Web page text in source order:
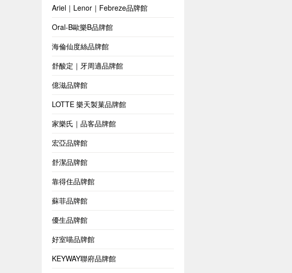
Ariel｜Lenor｜Febreze品牌館
Oral-B歐樂B品牌館
海倫仙度絲品牌館
舒酸定｜牙周適品牌館
億滋品牌館
LOTTE 樂天製菓品牌館
家樂氏｜品客品牌館
宏亞品牌館
舒潔品牌館
靠得住品牌館
蘇菲品牌館
優生品牌館
好室喵品牌館
KEYWAY聯府品牌館